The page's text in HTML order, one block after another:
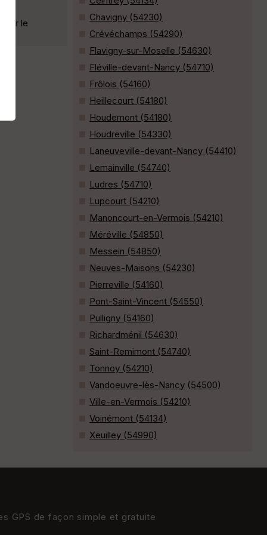
par le
Chavigny (54230)
Crévéchamps (54290)
Flavigny-sur-Moselle (54630)
Fléville-devant-Nancy (54710)
Frôlois (54160)
Heillecourt (54180)
Houdemont (54180)
Houdreville (54330)
Laneuveville-devant-Nancy (54410)
Lemainville (54740)
Ludres (54710)
Lupcourt (54210)
Manoncourt-en-Vermois (54210)
Méréville (54850)
Messein (54850)
Neuves-Maisons (54230)
Pierreville (54160)
Pont-Saint-Vincent (54550)
Pulligny (54160)
Richardménil (54630)
Saint-Remimont (54740)
Tonnoy (54210)
Vandoeuvre-lès-Nancy (54500)
Ville-en-Vermois (54210)
Voinémont (54134)
Xeuilley (54990)
GPS de façon simple et gratuite